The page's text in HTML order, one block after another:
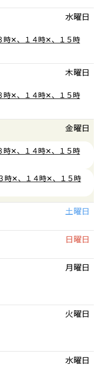
水曜日
時✕、１４時✕、１５時
木曜日
時✕、１４時✕、１５時
金曜日
時✕、１４時✕、１５時
時✕、１４時✕、１５時
土曜日
日曜日
月曜日
火曜日
水曜日